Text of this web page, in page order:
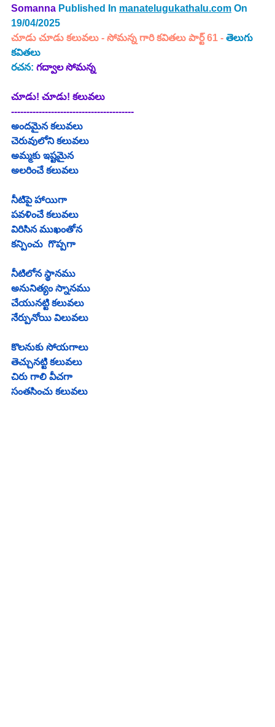
Somanna Published In manatelugukathalu.com On
19/04/2025
చూడు చూడు కలువలు - సోమన్న గారి కవితలు పార్ట్ 61 - తెలుగు
కవితలు
రచన: గద్వాల సోమన్న
చూడు! చూడు! కలువలు
----------------------------------------
అందమైన కలువలు
చెరువులోని కలువలు
అమ్మకు ఇష్టమైన
అలరించే కలువలు
నీటిపై హాయిగా
పవళించే కలువలు
విరిసిన ముఖంతోన
కన్పించు  గొప్పగా
నీటిలోన స్థానము
అనునిత్యం స్నానము
చేయునట్టి కలువలు
నేర్పునోయి విలువలు
కొలనుకు సోయగాలు
తెచ్చునట్టి కలువలు
చిరు గాలి వీచగా
సంతసించు కలువలు